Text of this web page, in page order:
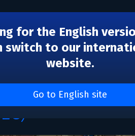
for the English
switch to our
website.
Go to English siteThe
DLC